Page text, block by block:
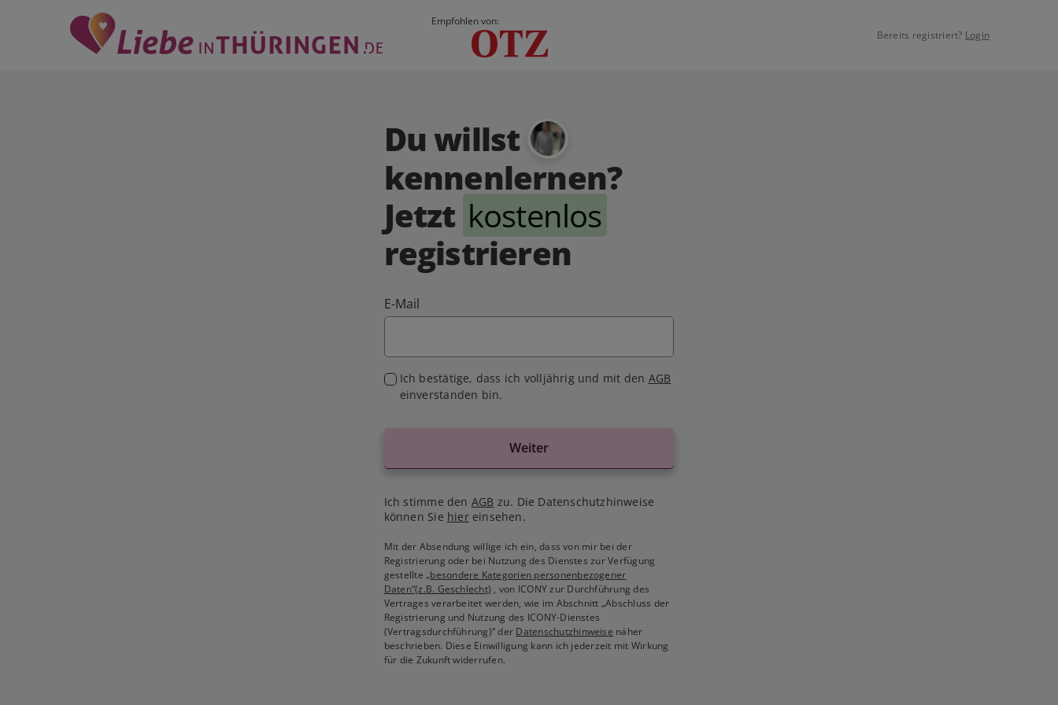
Empfohlen von:
Bereits registriert? Login
Du willst
kennenlernen?
Jetzt kostenlos
registrieren
E-Mail
Ich bestätige, dass ich volljährig und mit den AGB
einverstanden bin.
Weiter
Ich stimme den AGB zu. Die Datenschutzhinweise
können Sie hiereinsehen.
Mit der Absendung willige ich ein, dass von mir bei der
Registrierung oder bei Nutzung des Dienstes zur Verfügung
gestellte„besondere Kategorien personenbezogener
Daten“(z.B. Geschlecht) , von ICONY zur Durchführung des
Vertrages verarbeitet werden, wie im Abschnitt „Abschluss der
Registrierung und Nutzung des ICONY-Dienstes
(Vertragsdurchführung)“ der Datenschutzhinweise näher
beschrieben. Diese Einwilligung kann ich jederzeit mit Wirkung
für die Zukunft widerrufen.